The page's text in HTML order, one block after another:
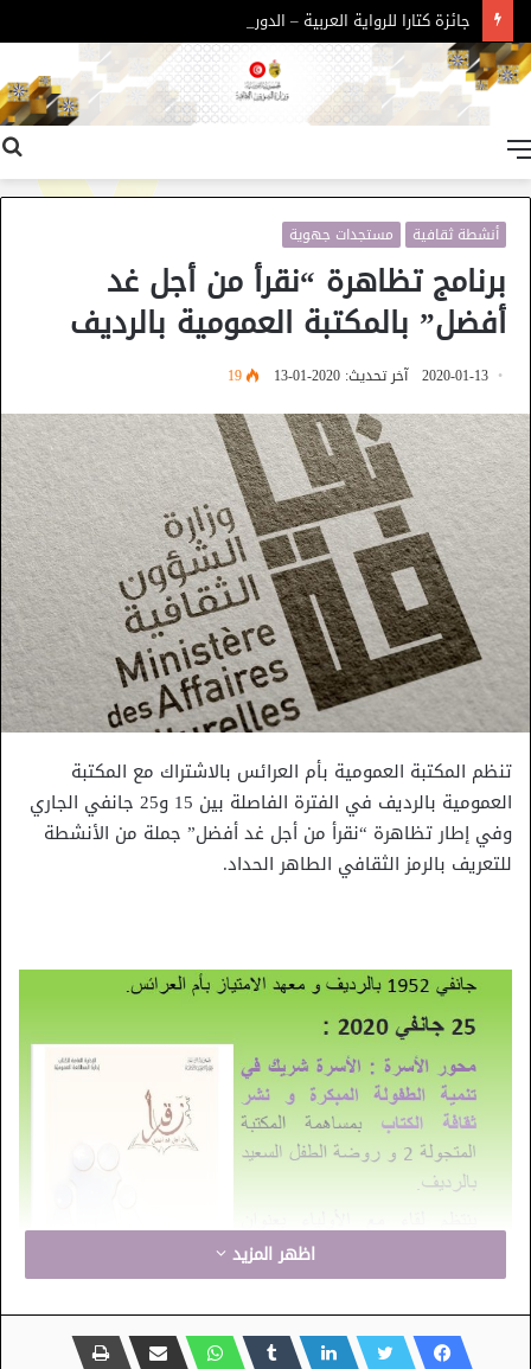
جائزة كتارا للرواية العربية – الدورة 11
أنشطة ثقافية مستجدات جهوية
برنامج تظاهرة “نقرأ من أجل غد
أفضل” بالمكتبة العمومية بالرديف
2020-01-13 آخر تحديث: 2020-01-13 19
تنظم المكتبة العمومية بأم العرائس بالاشتراك مع المكتبة
العمومية بالرديف في الفترة الفاصلة بين 15 و25 جانفي الجاري
وفي إطار تظاهرة “نقرأ من أجل غد أفضل” جملة من الأنشطة
للتعريف بالرمز الثقافي الطاهر الحداد.
اظهر المزيد